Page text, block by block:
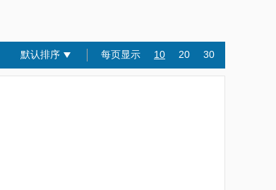
默认排序 每页显示 10 20 30